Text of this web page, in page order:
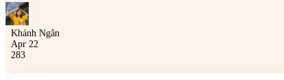
Khánh Ngân
Apr 22
283